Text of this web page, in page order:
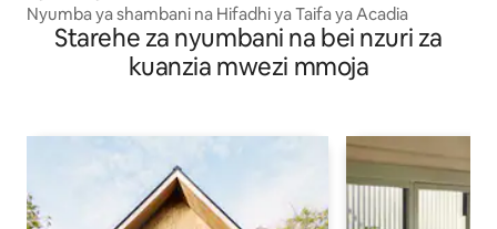
Nyumba ya shambani na Hifadhi ya Taifa ya Acadia
Starehe za nyumbani na bei nzuri za
kuanzia mwezi mmoja